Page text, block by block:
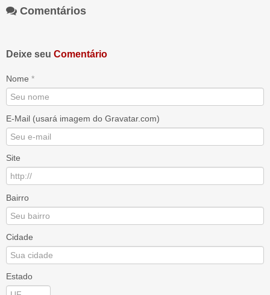
Comentários
Deixe seu Comentário
Nome *
E-Mail (usará imagem do Gravatar.com)
Site
Bairro
Cidade
Estado